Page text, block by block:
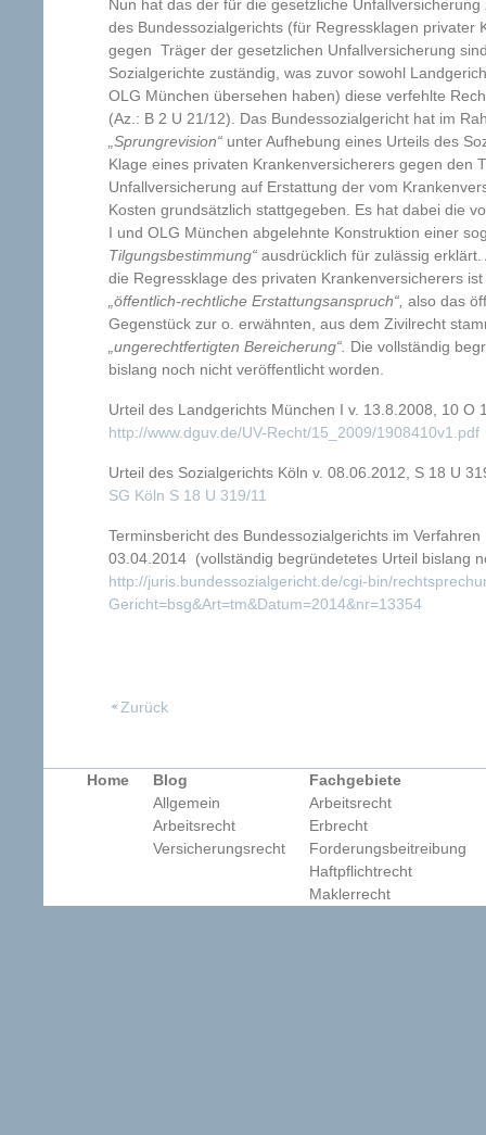
Nun hat das der für die gesetzliche
des Bundessozialgerichts (für Regressklagen privater
gegen Träger der gesetzlichen Unfallversicherung
Sozialgerichte zuständig, was zuvor sowohl
OLG München übersehen haben) diese verfehlte
(Az.: B 2 U 21/12). Das Bundessozialgericht hat im
„Sprungrevision“ unter Aufhebung eines Urteils des
Klage eines privaten Krankenversicherers gegen den
Unfallversicherung auf Erstattung der vom
Kosten grundsätzlich stattgegeben. Es hat dabei die
I und OLG München abgelehnte Konstruktion einer
Tilgungsbestimmung“ ausdrücklich für zulässig
die Regressklage des privaten Krankenversicherers
„öffentlich-rechtliche Erstattungsanspruch“, also das
Gegenstück zur o. erwähnten, aus dem Zivilrecht
„ungerechtfertigten Bereicherung“. Die vollständig
bislang noch nicht veröffentlicht worden.
Urteil des Landgerichts München I v. 13.8.2008, 10 O
http://www.dguv.de/UV-Recht/15_2009/1908410v1.pdf
Urteil des Sozialgerichts Köln v. 08.06.2012, S 18 U
SG Köln S 18 U 319/11
Terminsbericht des Bundessozialgerichts im
03.04.2014 (vollständig begründetetes Urteil bislang
http://juris.bundessozialgericht.de/cgi-bin/
Gericht=bsg&Art=tm&Datum=2014&nr=13354
Zurück
Home Blog
Fachgebiete
Allgemein
Arbeitsrecht
Versicherungsrecht
Arbeitsrecht
Erbrecht
Forderungsbeitreibung
Haftpflichtrecht
Maklerrecht